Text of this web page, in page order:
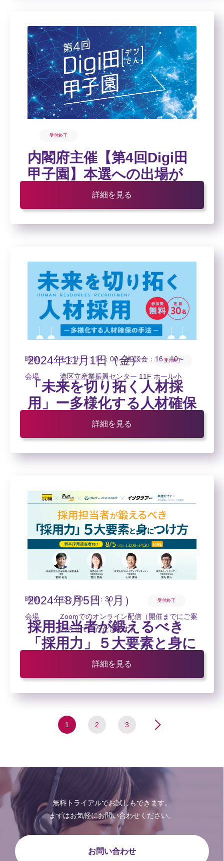
受付終了
内閣府主催【第4回Digi田
甲子園】本選への出場が
詳細を見る
2024年11月1日（金） 受付終了
「未来を切り拓く人材採
用」ー多様化する人材確保
時間 セミナー：14：00～/相談会：16：10～
会場 港区立産業振興センター 11F ホール小
詳細を見る
2024年8月5日（月） 受付終了
採用担当者が鍛えるべき
「採用力」５大要素と身に
時間 13：00～14：30
会場
Zoomでのオンライン配信（開催までにご案
内させていただきます）
詳細を見る
1 2 3 >
無料トライアルでお試しもできます。
まずはお気軽にお問い合わせください。
お問い合わせ